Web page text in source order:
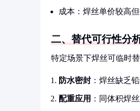
成本：焊丝单价较高
二、替代可行性分
特定场景下焊丝可临时
防水密封 ：焊丝缺乏
配重应用 ：同体积焊